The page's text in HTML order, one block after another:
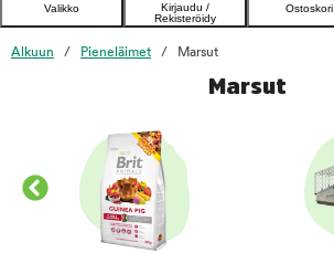
Valikko
Kirjaudu /
Rekisteröidy
Ostoskori
Alkuun Pieneläimet Marsut
Marsut